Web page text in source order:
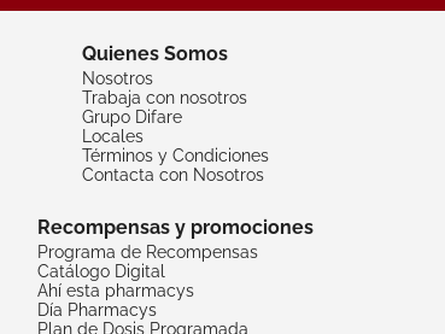
Quienes Somos
Nosotros
Trabaja con nosotros
Grupo Difare
Locales
Términos y Condiciones
Contacta con Nosotros
Recompensas y promociones
Programa de Recompensas
Catálogo Digital
Ahí esta pharmacys
Día Pharmacys
Plan de Dosis Programada